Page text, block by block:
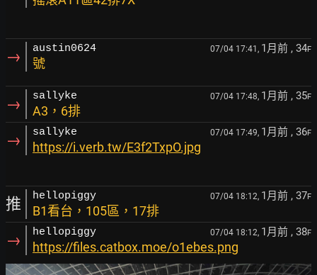
→ austin0624 07/04 17:41, 1月前 , 34F
號
→ sallyke 07/04 17:48, 1月前 , 35F
A3，6排
→ sallyke 07/04 17:49, 1月前 , 36F
https://i.verb.tw/E3f2TxpO.jpg
推 hellopiggy 07/04 18:12, 1月前 , 37F
B1看台，105區，17排
→ hellopiggy 07/04 18:12, 1月前 , 38F
https://files.catbox.moe/o1ebes.png